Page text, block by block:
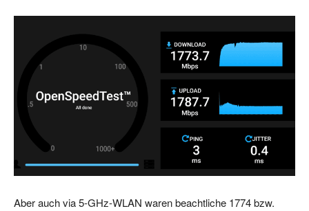
Aber auch via 5-GHz-WLAN waren beachtliche 1774 bzw.